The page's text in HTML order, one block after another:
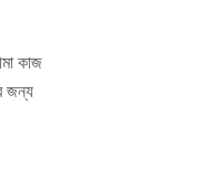
কাজ
জন্য